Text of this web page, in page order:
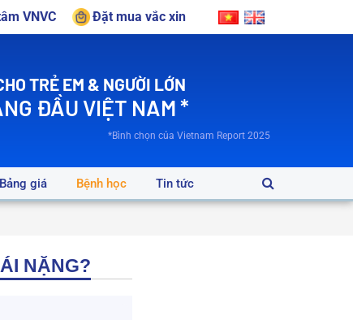
VNVC Đặt mua vắc xin
TRẺ EM & NGƯỜI LỚN
ĐẦU VIỆT NAM *
*Bình chọn của Vietnam Report 2025
Bảng giá Bệnh học Tin tức
NẶNG?